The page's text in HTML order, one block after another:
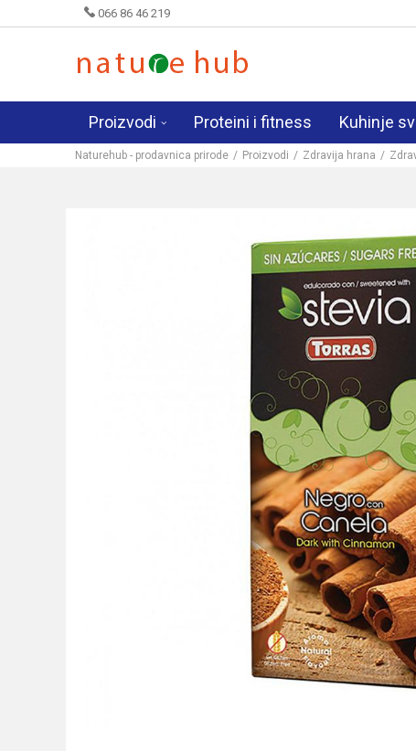
066 86 46 219
Proizvodi Proteini i fitness Kuhinje
Naturehub - prodavnica prirode Proizvodi Zdravija hrana